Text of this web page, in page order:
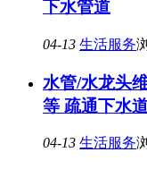
下水管道
04-13 生活服务
水管/水龙头
等 疏通下水
04-13 生活服务